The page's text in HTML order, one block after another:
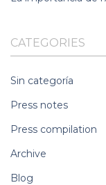
CATEGORIES
Sin categoría
Press notes
Press compilation
Archive
Blog